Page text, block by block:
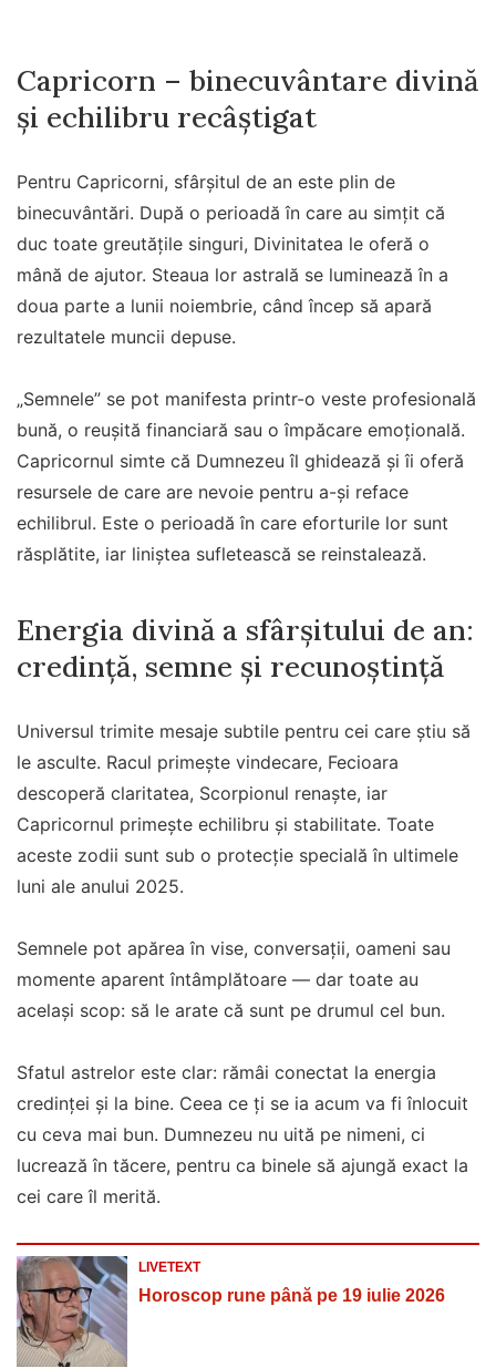
Capricorn – binecuvântare divină
și echilibru recâștigat
Pentru Capricorni, sfârșitul de an este plin de
binecuvântări. După o perioadă în care au simțit că
duc toate greutățile singuri, Divinitatea le oferă o
mână de ajutor. Steaua lor astrală se luminează în a
doua parte a lunii noiembrie, când încep să apară
rezultatele muncii depuse.
„Semnele” se pot manifesta printr-o veste profesională
bună, o reușită financiară sau o împăcare emoțională.
Capricornul simte că Dumnezeu îl ghidează și îi oferă
resursele de care are nevoie pentru a-și reface
echilibrul. Este o perioadă în care eforturile lor sunt
răsplătite, iar liniștea sufletească se reinstalează.
Energia divină a sfârșitului de an:
credință, semne și recunoștință
Universul trimite mesaje subtile pentru cei care știu să
le asculte. Racul primește vindecare, Fecioara
descoperă claritatea, Scorpionul renaște, iar
Capricornul primește echilibru și stabilitate. Toate
aceste zodii sunt sub o protecție specială în ultimele
luni ale anului 2025.
Semnele pot apărea în vise, conversații, oameni sau
momente aparent întâmplătoare — dar toate au
același scop: să le arate că sunt pe drumul cel bun.
Sfatul astrelor este clar: rămâi conectat la energia
credinței și la bine. Ceea ce ți se ia acum va fi înlocuit
cu ceva mai bun. Dumnezeu nu uită pe nimeni, ci
lucrează în tăcere, pentru ca binele să ajungă exact la
cei care îl merită.
LIVETEXT
Horoscop rune până pe 19 iulie 2026